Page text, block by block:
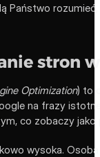
Państwo
stron
Optimization) to
na frazy
co zobaczy jako
wysoka.